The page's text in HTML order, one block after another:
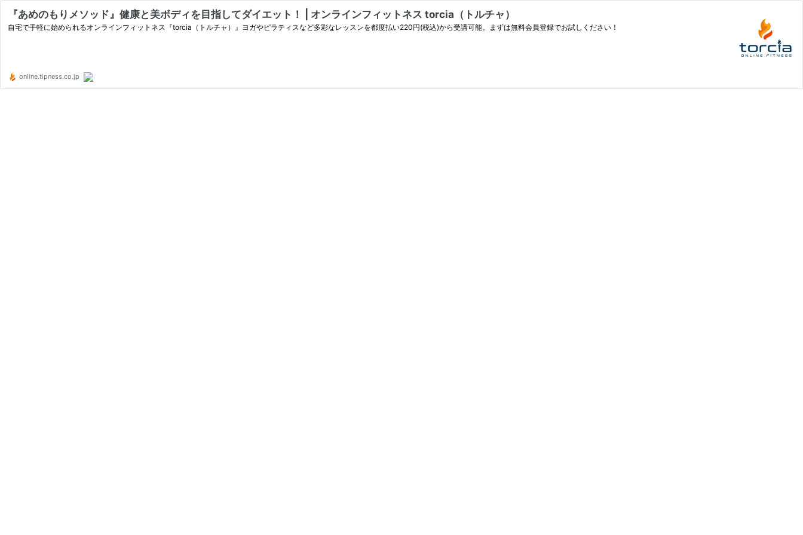
『あめのもりメソッド』健康と美ボディを目指してダイエット！ | オンラインフィットネス torcia（トルチャ）
自宅で手軽に始められるオンラインフィットネス『torcia（トルチャ）』ヨガやピラティスなど多彩なレッスンを都度払い220円(税込)から受講可能。まずは無料会員登録でお試しください！
online.tipness.co.jp